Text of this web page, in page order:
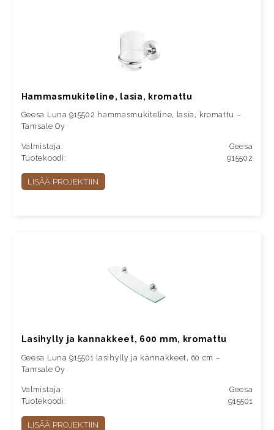
Hammasmukiteline, lasia, kromattu
Geesa Luna 915502 hammasmukiteline, lasia, kromattu –
Tamsale Oy
Valmistaja:
Geesa
Tuotekoodi:
915502
LISÄÄ PROJEKTIIN
Lasihylly ja kannakkeet, 600 mm, kromattu
Geesa Luna 915501 lasihylly ja kannakkeet, 60 cm –
Tamsale Oy
Valmistaja:
Geesa
Tuotekoodi:
915501
LISÄÄ PROJEKTIIN